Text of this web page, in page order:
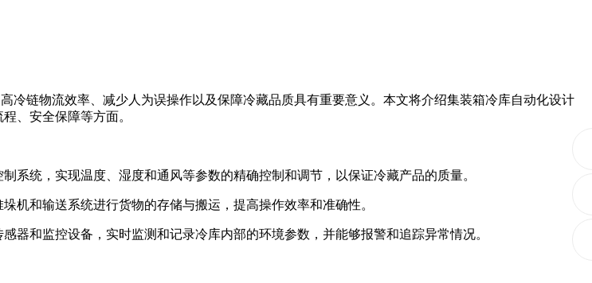
冷链物流效率、减少人为误操作以及保障冷藏品质具有重要意义。本文将介绍集装箱冷库自动化设计
、安全保障等方面。
系统，实现温度、湿度和通风等参数的精确控制和调节，以保证冷藏产品的质量。
机和输送系统进行货物的存储与搬运，提高操作效率和准确性。
器和监控设备，实时监测和记录冷库内部的环境参数，并能够报警和追踪异常情况。